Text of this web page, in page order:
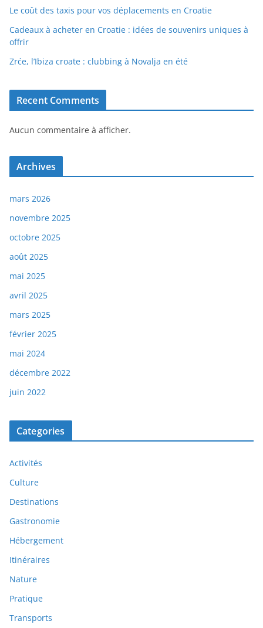
Le coût des taxis pour vos déplacements en Croatie
Cadeaux à acheter en Croatie : idées de souvenirs uniques à
offrir
Zrće, l’Ibiza croate : clubbing à Novalja en été
Recent Comments
Aucun commentaire à afficher.
Archives
mars 2026
novembre 2025
octobre 2025
août 2025
mai 2025
avril 2025
mars 2025
février 2025
mai 2024
décembre 2022
juin 2022
Categories
Activités
Culture
Destinations
Gastronomie
Hébergement
Itinéraires
Nature
Pratique
Transports